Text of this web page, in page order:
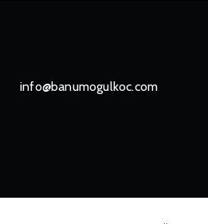
info@banumogulkoc.com